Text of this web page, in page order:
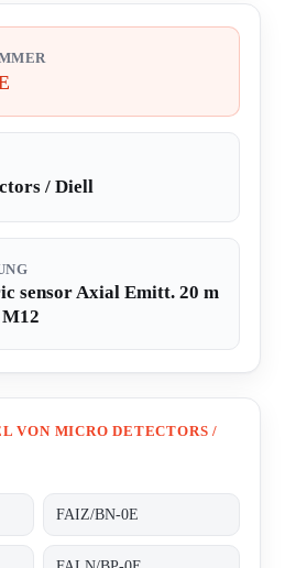
/ Diell
sensor Axial Emitt. 20 m
VON MICRO DETECTORS /
FAIZ/BN-0E